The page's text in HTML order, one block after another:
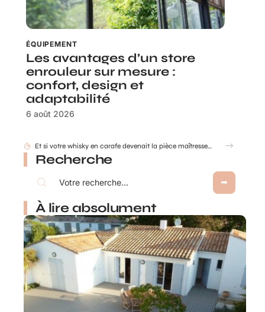
ÉQUIPEMENT
Les avantages d’un store
enrouleur sur mesure :
confort, design et
adaptabilité
6 août 2026
Et si votre whisky en carafe devenait la pièce maîtresse de votre salon ?
Recherche
À lire absolument